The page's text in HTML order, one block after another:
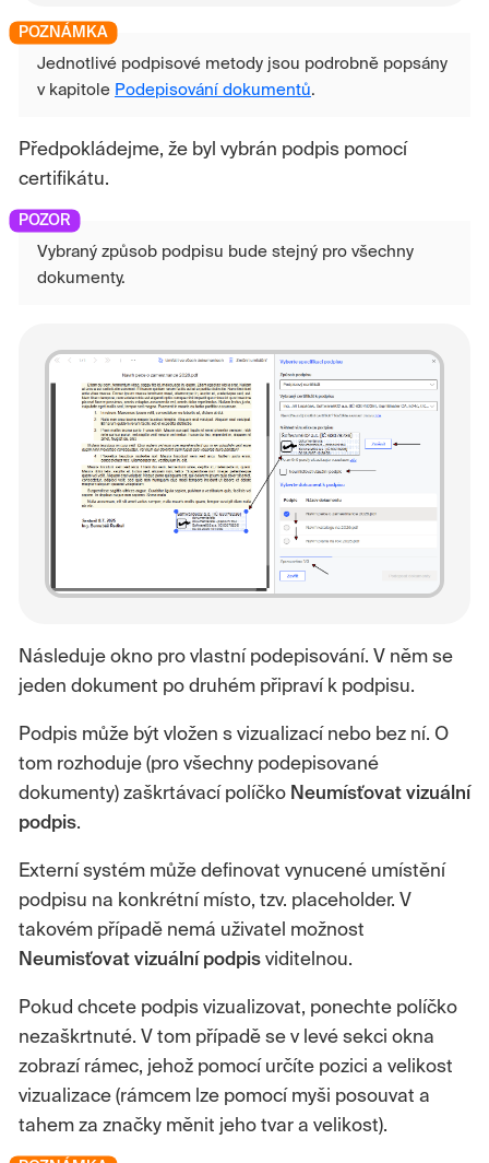
Jednotlivé podpisové metody jsou podrobně popsány
v kapitole Podepisování dokumentů.
Předpokládejme, že byl vybrán podpis pomocí
certifikátu.
Vybraný způsob podpisu bude stejný pro všechny
dokumenty.
Následuje okno pro vlastní podepisování. V něm se
jeden dokument po druhém připraví k podpisu.
Podpis může být vložen s vizualizací nebo bez ní. O
tom rozhoduje (pro všechny podepisované
dokumenty) zaškrtávací políčko Neumísťovat vizuální
podpis.
Externí systém může definovat vynucené umístění
podpisu na konkrétní místo, tzv. placeholder. V
takovém případě nemá uživatel možnost
Neumisťovat vizuální podpis viditelnou.
Pokud chcete podpis vizualizovat, ponechte políčko
nezaškrtnuté. V tom případě se v levé sekci okna
zobrazí rámec, jehož pomocí určíte pozici a velikost
vizualizace (rámcem lze pomocí myši posouvat a
tahem za značky měnit jeho tvar a velikost).